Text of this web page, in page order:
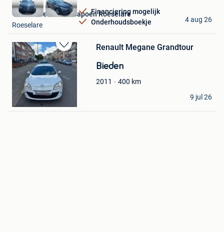
Financiering mogelijk
Onderhoudsboekje
Van Mossel Devos-Capoen Roeselare
Roeselare
4 aug 26
Bewaren
in
Mijn
Favorieten
Renault Megane Grandtour
Bieden
2011 400 km
Hadd
Brussel
9 jul 26